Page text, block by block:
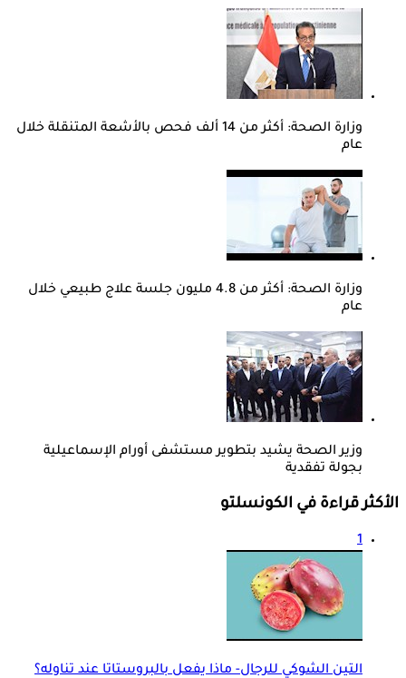
وزارة الصحة: أكثر من 14 ألف فحص بالأشعة المتنقلة خلال
عام
وزارة الصحة: أكثر من 4.8 مليون جلسة علاج طبيعي خلال
عام
وزير الصحة يشيد بتطوير مستشفى أورام الإسماعيلية
بجولة تفقدية
الأكثر قراءة في الكونسلتو
1
التين الشوكي للرجال- ماذا يفعل بالبروستاتا عند تناوله؟